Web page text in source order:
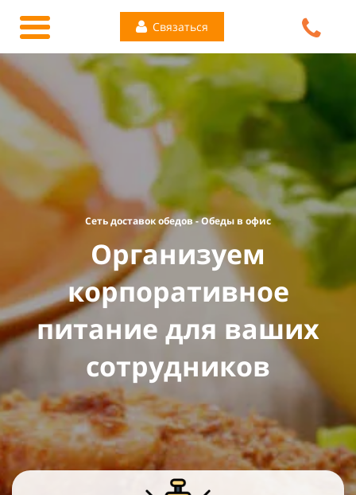
Связаться
Сеть доставок обедов - Обеды в офис
Организуем
корпоративное
питание для ваших
сотрудников